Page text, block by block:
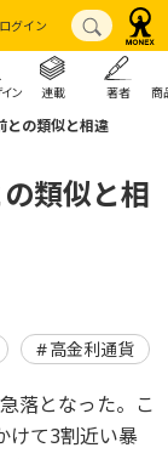
ログイン
ン 連載 著者 商
との類似と相違
類似と相
高金利通貨
落となった。こ
けて3割近い暴